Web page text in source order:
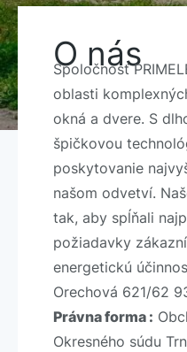
O nás
Spoločnosť
oblasti
okná a dvere. S
špičkovou
poskytovanie
našom odvetví.
tak, aby spĺňali
požiadavky
energetickú
Orechová 621/62
Právna forma :
Okresného súdu